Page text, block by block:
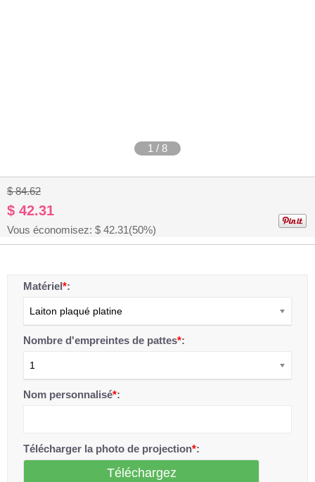
1 / 8
$ 84.62
$ 42.31
Vous économisez: $ 42.31(50%)
Matériel*:
Laiton plaqué platine
Nombre d'empreintes de pattes*:
1
Nom personnalisé*:
Télécharger la photo de projection*:
Téléchargez